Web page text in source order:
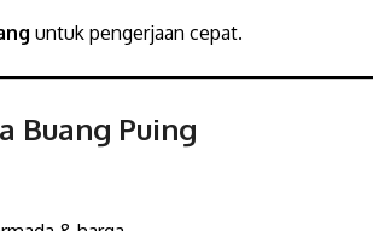
untuk pengerjaan cepat.
Buang Puing